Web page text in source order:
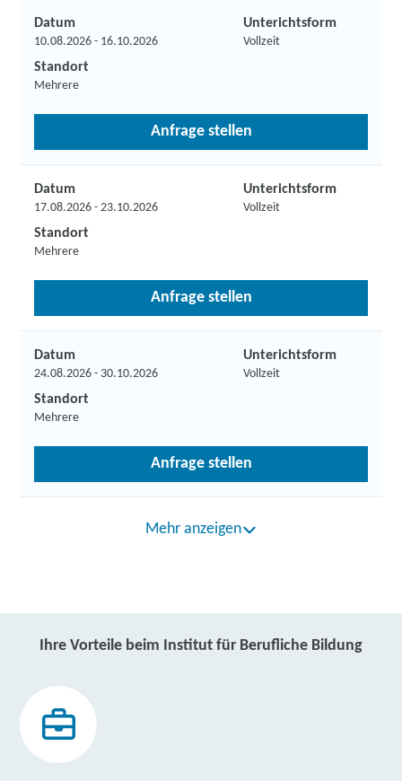
Datum
10.08.2026 - 16.10.2026
Unterichtsform
Vollzeit
Standort
Mehrere
Anfrage stellen
Datum
17.08.2026 - 23.10.2026
Unterichtsform
Vollzeit
Standort
Mehrere
Anfrage stellen
Datum
24.08.2026 - 30.10.2026
Unterichtsform
Vollzeit
Standort
Mehrere
Anfrage stellen
Mehr anzeigen
Ihre Vorteile beim Institut für Berufliche Bildung